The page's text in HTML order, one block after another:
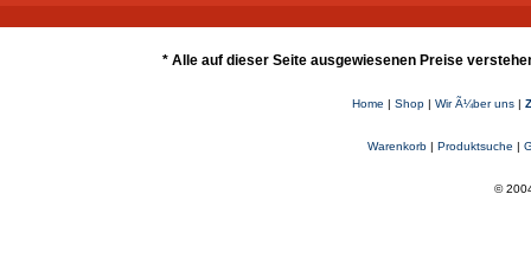
* Alle auf dieser Seite ausgewiesenen Preise
Home | Shop| Wir Ã¼ber uns|
Warenkorb| Produktsuche |
©